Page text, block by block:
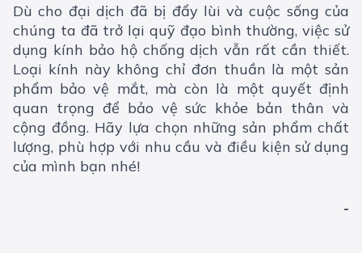
Dù cho đại dịch đã bị đẩy lùi và cuộc sống của
chúng ta đã trở lại quỹ đạo bình thường, việc sử
dụng kính bảo hộ chống dịch vẫn rất cần thiết.
Loại kính này không chỉ đơn thuần là một sản
phẩm bảo vệ mắt, mà còn là một quyết định
quan trọng để bảo vệ sức khỏe bản thân và
cộng đồng. Hãy lựa chọn những sản phẩm chất
lượng, phù hợp với nhu cầu và điều kiện sử dụng
của mình bạn nhé!
-